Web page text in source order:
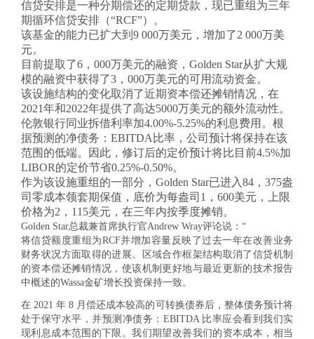
信贷安排是一种分期偿还的定期贷款，现已重组为三年
期循环信贷安排（“RCF”）。
该基金的能力已扩大到9 000万美元，增加了2 000万美
元。
目前提取了6，000万美元的融资，Golden Star从扩大规
模的融资中获得了3，000万美元的可用流动资金。
该设施结构的变化取消了近期资本偿还摊销情况，在
2021年和2022年提供了高达5000万美元的额外流动性。
伦敦银行同业拆借利率加4.00%-5.25%的利息费用。根
据预测的净债务：EBITDA比率，公司预计将保持在该
范围的低端。因此，修订后的定价预计将比目前4.5%加
LIBOR的定价节省0.25%-0.50%。
作为该设施重组的一部分，Golden Star已进入84，375盎
司零成本领套期保值，底价为每盎司1，600美元，上限
价格为2，115美元，在三年内按季度摊销。
Golden Star总裁兼首席执行官Andrew Wray评论说：“
将信贷额度重组为RCF并增加容量反映了过去一年在改善业务
财务状况方面取得的进展。区域合作框架结构取消了信贷机制
的资本偿还摊销情况，使该机制更好地与最近更新的技术报告
中概述的Wassa金矿增长投资保持一致。
在 2021 年 8 月偿还成本较高的可转换债券后，整体债务预计将
处于保守水平，并预测净债务：EBITDA 比率应会看到我们实
现利息成本范围的下限。我们期望改善我们的资本成本，相当